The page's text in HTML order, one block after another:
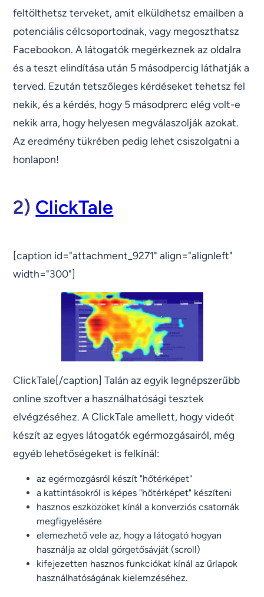
feltölthetsz terveket, amit elküldhetsz emailben a
potenciális célcsoportodnak, vagy megoszthatsz
Facebookon. A látogatók megérkeznek az oldalra
és a teszt elindítása után 5 másodpercig láthatják a
terved. Ezután tetszőleges kérdéseket tehetsz fel
nekik, és a kérdés, hogy 5 másodprerc elég volt-e
nekik arra, hogy helyesen megválaszolják azokat.
Az eredmény tükrében pedig lehet csiszolgatni a
honlapon!
2) ClickTale
[caption id="attachment_9271" align="alignleft"
width="300"]
ClickTale[/caption] Talán az egyik legnépszerűbb
online szoftver a használhatósági tesztek
elvégzéséhez. A ClickTale amellett, hogy videót
készít az egyes látogatók egérmozgásairól, még
egyéb lehetőségeket is felkínál:
az egérmozgásról készít "hőtérképet"
a kattintásokról is képes "hőtérképet" készíteni
hasznos eszközöket kínál a konverziós csatornák
megfigyelésére
elemezhető vele az, hogy a látogató hogyan
használja az oldal görgetősávját (scroll)
kifejezetten hasznos funkciókat kínál az űrlapok
használhatóságának kielemzéséhez.